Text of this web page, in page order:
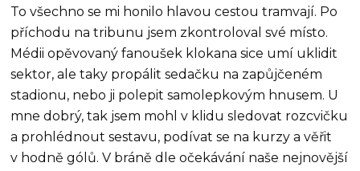
To všechno se mi honilo hlavou cestou tramvají. Po
příchodu na tribunu jsem zkontroloval své místo.
Médii opěvovaný fanoušek klokana sice umí uklidit
sektor, ale taky propálit sedačku na zapůjčeném
stadionu, nebo ji polepit samolepkovým hnusem. U
mne dobrý, tak jsem mohl v klidu sledovat rozcvičku
a prohlédnout sestavu, podívat se na kurzy a věřit
v hodně gólů. V bráně dle očekávání naše nejnovější